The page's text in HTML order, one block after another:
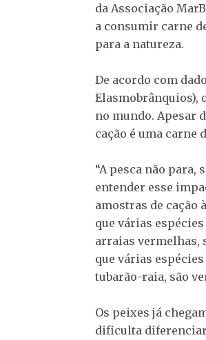
da Associação
a consumir carne
para a natureza.
De acordo com
Elasmobrânquios),
no mundo. Apesar
cação é uma carne
“A pesca não para,
entender esse
amostras de cação
que várias
arraias vermelhas,
que várias
tubarão-raia, são
Os peixes já
dificulta diferenciar